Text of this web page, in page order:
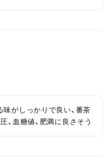
がしっかりで良い、番茶
、血糖値、肥満に良さそう